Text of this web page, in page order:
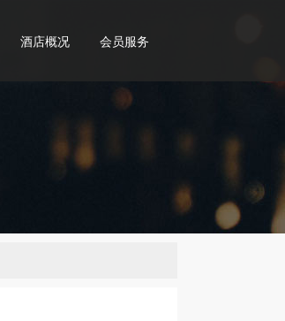
酒店概况 会员服务